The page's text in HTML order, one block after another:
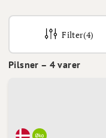
Pilsner –4 varer
Filter(4)